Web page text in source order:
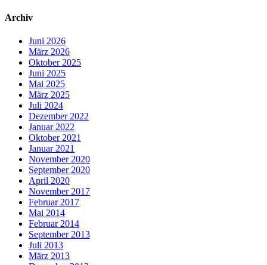
Archiv
Juni 2026
März 2026
Oktober 2025
Juni 2025
Mai 2025
März 2025
Juli 2024
Dezember 2022
Januar 2022
Oktober 2021
Januar 2021
November 2020
September 2020
April 2020
November 2017
Februar 2017
Mai 2014
Februar 2014
September 2013
Juli 2013
März 2013